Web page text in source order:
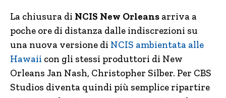
La chiusura di NCIS New Orleans arriva a
poche ore di distanza dalle indiscrezioni su
una nuova versione di NCIS ambientata alle
Hawaii con gli stessi produttori di New
Orleans Jan Nash, Christopher Silber. Per CBS
Studios diventa quindi più semplice ripartire